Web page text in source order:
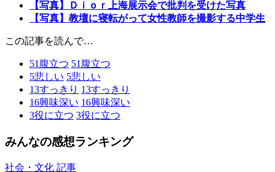
【写真】Ｄｉｏｒ上海展示会で批判を受けた写真
【写真】教壇に寝転がって女性教師を撮影する中学生
この記事を読んで…
51 腹立つ 51 腹立つ
5悲しい 5悲しい
13すっきり 13すっきり
16興味深い 16興味深い
3役に立つ 3役に立つ
みんなの感想ランキング
社会・文化 記事